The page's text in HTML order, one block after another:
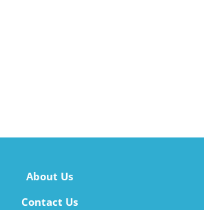
About Us
Contact Us